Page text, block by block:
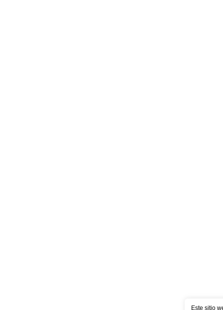
Este sitio